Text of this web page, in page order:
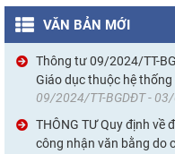
VĂN BẢN MỚI
Thông tư 09/2024/TT-
Giáo dục thuộc hệ
09/2024/TT-BGDĐT -
THÔNG TƯ Quy định về
công nhận văn bằng do